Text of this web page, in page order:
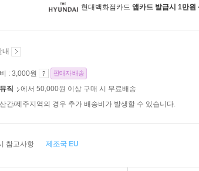
현대백화점카드 앱카드 발급시 1만원
내
: 3,000원 판매자 배송
직
에서 50,000원 이상 구매 시 무료배송
간/제주지역의 경우 추가 배송비가 발생할 수 있습니다.
참고사항 제조국 EU